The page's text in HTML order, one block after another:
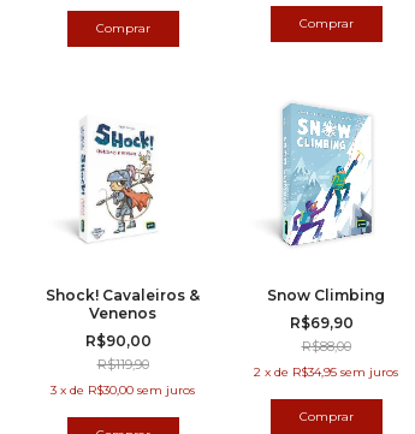
Shock! Cavaleiros &
Venenos
R$90,00
R$119,90
3 x de R$30,00 sem juros
Snow Climbing
R$69,90
R$88,00
2 x de R$34,95 sem juros